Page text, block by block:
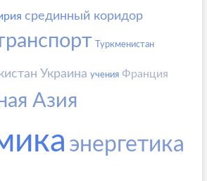
срединный коридор
Туркменистан
Украина учения Франция
Азия
энергетика